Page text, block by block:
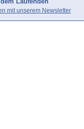
mit unserem Newsletter